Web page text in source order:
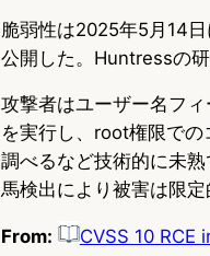
脆弱性は2025年5月14
公開した。Huntressの
攻撃者はユーザー名フ
を実行し、root権限で
調べるなど技術的に未
馬検出により被害は限定
From: CVSS 10